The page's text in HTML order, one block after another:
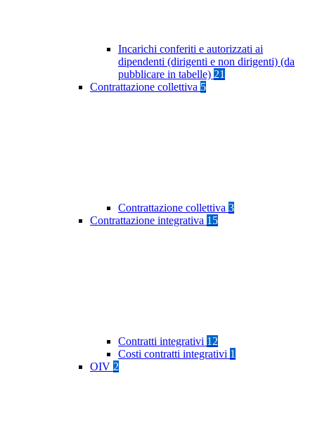
Incarichi conferiti e autorizzati ai
dipendenti (dirigenti e non dirigenti) (da
pubblicare in tabelle) 21
Contrattazione collettiva 5
Contrattazione collettiva 3
Contrattazione integrativa 15
Contratti integrativi 12
Costi contratti integrativi 1
OIV 2